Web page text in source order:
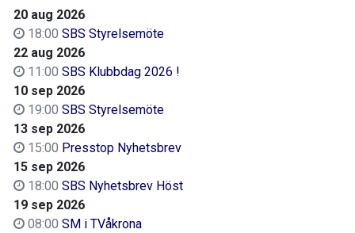
20 aug 2026
18:00 SBS Styrelsemöte
22 aug 2026
11:00 SBS Klubbdag 2026 !
10 sep 2026
19:00 SBS Styrelsemöte
13 sep 2026
15:00 Presstop Nyhetsbrev
15 sep 2026
18:00 SBS Nyhetsbrev Höst
19 sep 2026
08:00 SM i TVåkrona